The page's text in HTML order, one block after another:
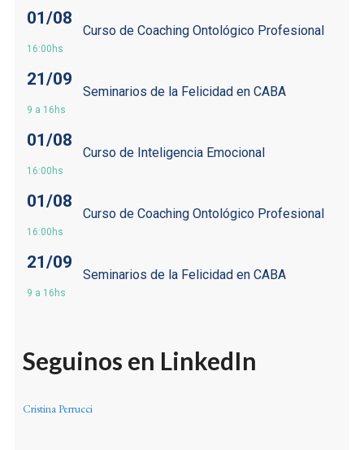
01/08
16:00hs
Curso de Coaching Ontológico Profesional
21/09
9 a 16hs
Seminarios de la Felicidad en CABA
01/08
16:00hs
Curso de Inteligencia Emocional
01/08
16:00hs
Curso de Coaching Ontológico Profesional
21/09
9 a 16hs
Seminarios de la Felicidad en CABA
Seguinos en LinkedIn
Cristina Perrucci